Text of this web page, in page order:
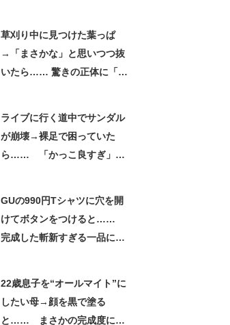
草刈り中に見つけた葉っぱ
→「まさかな」と思いつつ抜
いたら…… 驚きの正体に「お
ライブに行く道中でサンダル
が崩壊→裸足で困っていた
ら…… 「かっこ良すぎ」ま
GUの990円Tシャツに穴を開
けてボタンをつけると……
完成した斬新すぎる一品に称
22歳息子を“オールマイト”に
したい母→顔を黒で塗る
と…… まさかの完成度に